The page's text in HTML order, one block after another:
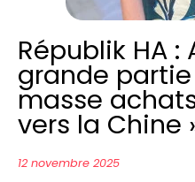
Républik HA :
grande
masse
vers la Chine
12 novembre 2025